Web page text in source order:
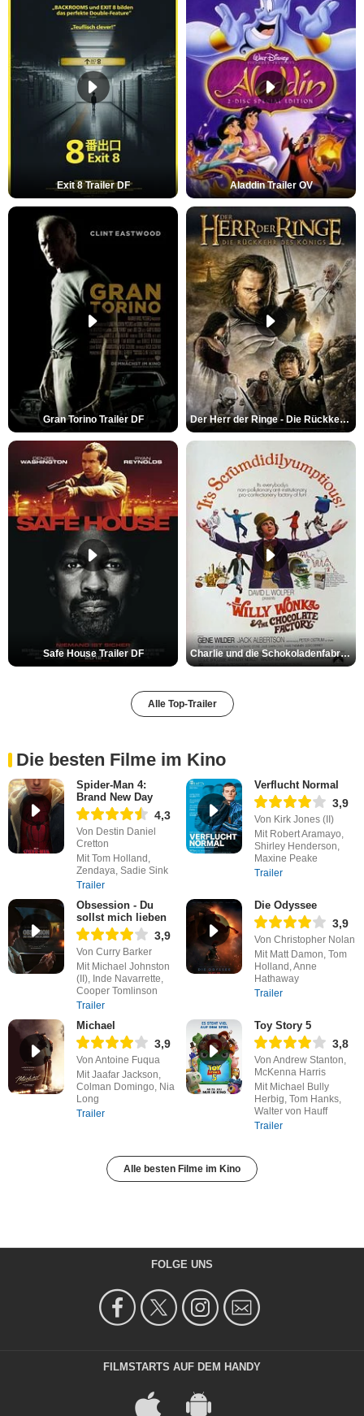
Exit 8 Trailer DF Aladdin Trailer OV
Gran Torino Trailer DF Der Herr der Ringe - Die Rückkehr des Königs Trailer OV
Safe House Trailer DF Charlie und die Schokoladenfabrik Trailer OV
Alle Top-Trailer
Die besten Filme im Kino
Spider-Man 4:
Brand New Day
4,3
Von Destin Daniel
Cretton
Mit Tom Holland,
Zendaya, Sadie Sink
Trailer
Verflucht Normal
3,9
Von Kirk Jones (II)
Mit Robert Aramayo,
Shirley Henderson,
Maxine Peake
Trailer
Obsession - Du
sollst mich lieben
3,9
Von Curry Barker
Mit Michael Johnston
(II), Inde Navarrette,
Cooper Tomlinson
Trailer
Die Odyssee
3,9
Von Christopher Nolan
Mit Matt Damon, Tom
Holland, Anne
Hathaway
Trailer
Michael
3,9
Von Antoine Fuqua
Mit Jaafar Jackson,
Colman Domingo, Nia
Long
Trailer
Toy Story 5
3,8
Von Andrew Stanton,
McKenna Harris
Mit Michael Bully
Herbig, Tom Hanks,
Walter von Hauff
Trailer
Alle besten Filme im Kino
FOLGE UNS
FILMSTARTS AUF DEM HANDY